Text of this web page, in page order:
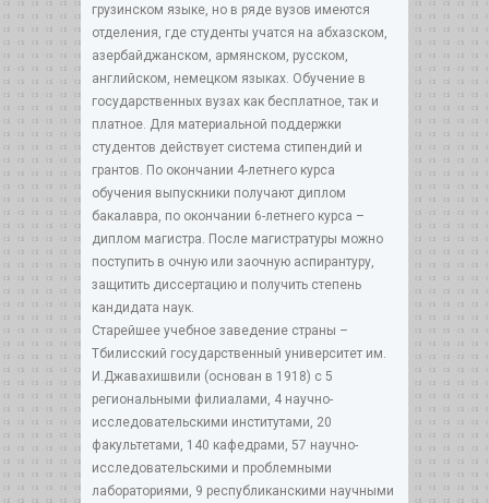
грузинском языке, но в ряде вузов имеются
отделения, где студенты учатся на абхазском,
азербайджанском, армянском, русском,
английском, немецком языках. Обучение в
государственных вузах как бесплатное, так и
платное. Для материальной поддержки
студентов действует система стипендий и
грантов. По окончании 4-летнего курса
обучения выпускники получают диплом
бакалавра, по окончании 6-летнего курса –
диплом магистра. После магистратуры можно
поступить в очную или заочную аспирантуру,
защитить диссертацию и получить степень
кандидата наук.
Старейшее учебное заведение страны –
Тбилисский государственный университет им.
И.Джавахишвили (основан в 1918) с 5
региональными филиалами, 4 научно-
исследовательскими институтами, 20
факультетами, 140 кафедрами, 57 научно-
исследовательскими и проблемными
лабораториями, 9 республиканскими научными